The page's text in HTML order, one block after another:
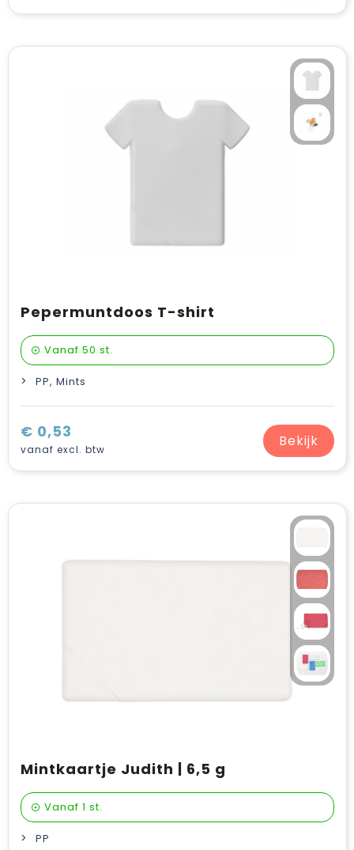
Pepermuntdoos T-shirt
Vanaf 50 st.
PP, Mints
€ 0,53
vanaf excl. btw Bekijk
Mintkaartje Judith | 6,5 g
Vanaf 1 st.
PP